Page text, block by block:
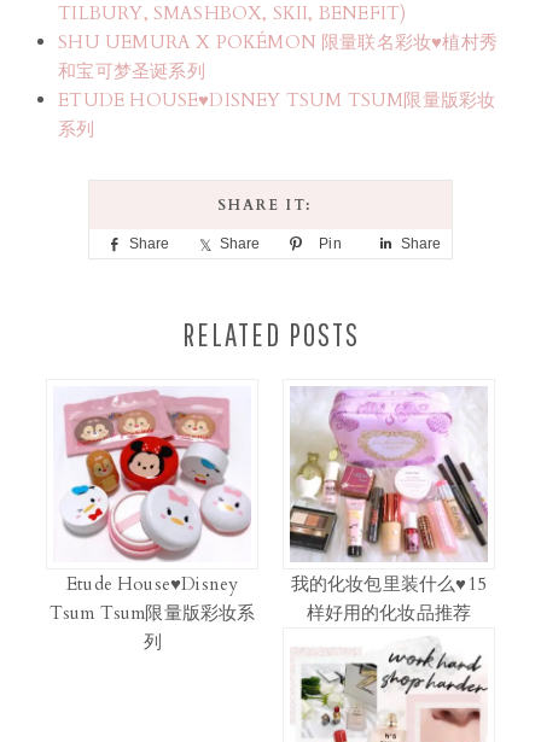
TILBURY, SMASHBOX, SKII, BENEFIT)
SHU UEMURA X POKÉMON 限量联名彩妆♥植村秀
和宝可梦圣诞系列
ETUDE HOUSE♥DISNEY TSUM TSUM限量版彩妆
系列
Share Share Pin Share
RELATED POSTS
Etude House♥Disney
Tsum Tsum限量版彩妆系
列
我的化妆包里装什么♥15
样好用的化妆品推荐